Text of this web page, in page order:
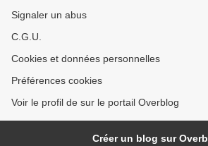
Signaler un abus
C.G.U.
Cookies et données personnelles
Préférences cookies
Voir le profil de sur le portail Overblog
Créer un blog sur